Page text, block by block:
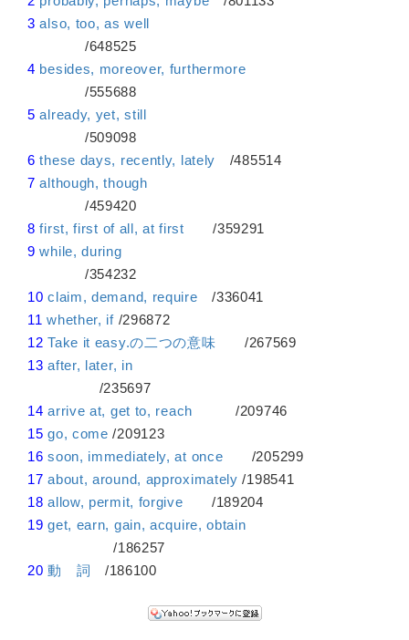
3 also, too, as well
/648525
4 besides, moreover, furthermore
/555688
5 already, yet, still
/509098
6 these days, recently, lately /485514
7 although, though
/459420
8 first, first of all, at first /359291
9 while, during
/354232
10 claim, demand, require /336041
11 whether, if/296872
12 Take it easy.の二つの意味 /267569
13 after, later, in
/235697
14 arrive at, get to, reach /209746
15 go, come /209123
16 soon, immediately, at once /205299
17 about, around, approximately /198541
18 allow, permit, forgive /189204
19 get, earn, gain, acquire, obtain
/186257
20 動 詞 /186100